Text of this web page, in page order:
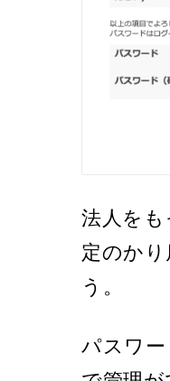
法人を
定のか
う。
パスワ